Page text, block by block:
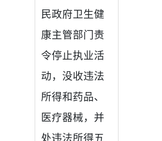
民政府卫生健
康主管部门责
令停止执业活
动，没收违法
所得和药品、
医疗器械，并
处违法所得五